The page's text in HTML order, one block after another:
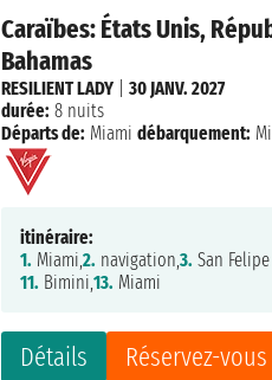
Caraïbes: États Unis,
Bahamas
Détails Réservez-vous
RESILIENT LADY |30 JANV. 2027
durée: 8 nuits
Départs de: Miami débarquement:
itinéraire:
1. Miami,2. navigation,3. San
11. Bimini,13. Miami